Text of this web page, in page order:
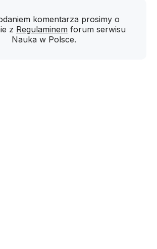
komentarza prosimy o
z Regulaminem forum serwisu
Nauka w Polsce.